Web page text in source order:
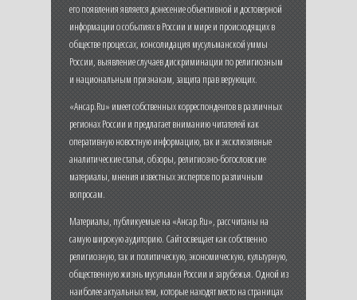
его появления является донесение объективной и достоверной
информации о событиях в России и мире и происходящих в
обществе процессах, консолидация мусульманской уммы
России, выявление случаев дискриминации по религиозным
и национальным признакам, защита прав верующих.
«Ансар.Ru» имеет собственных корреспондентов в различных
регионах России и предлагает вниманию читателей как
оперативную новостную информацию, так и эксклюзивные
аналитические статьи, обзоры, религиозно-богословские
материалы, мнения известных экспертов по различным
вопросам.
Материалы, публикуемые на «Ансар.Ru», рассчитаны на
самую широкую аудиторию. Сайт освещает как собственно
религиозную, так и политическую, экономическую, культурную,
общественную жизнь мусульман России и зарубежья. Одной из
наиболее актуальных тем, которые находят место на страницах